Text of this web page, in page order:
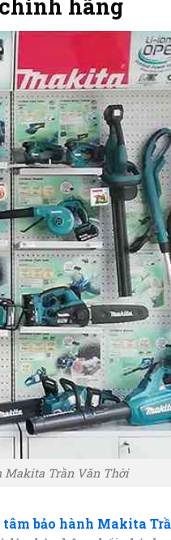
Makita Trần Văn Thời
tâm bảo hành Makita